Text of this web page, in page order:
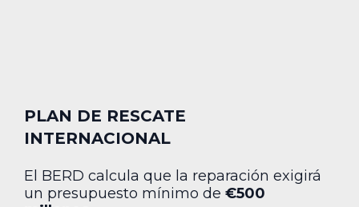
PLAN DE RESCATE
INTERNACIONAL
El BERD calcula que la reparación exigirá
un presupuesto mínimo de €500